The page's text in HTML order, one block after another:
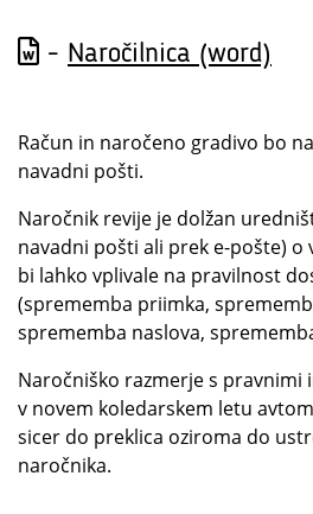
- Naročilnica (word)
Račun in naročeno gradivo bo
navadni pošti.
Naročnik revije je dolžan
navadni pošti ali prek e-pošte) o
bi lahko vplivale na pravilnost
(sprememba priimka,
sprememba naslova,
Naročniško razmerje s pravnimi
v novem koledarskem letu
sicer do preklica oziroma do
naročnika.